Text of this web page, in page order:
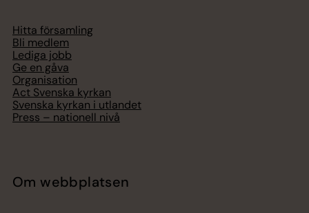
Hitta församling
Bli medlem
Lediga jobb
Ge en gåva
Organisation
Act Svenska kyrkan
Svenska kyrkan i utlandet
Press – nationell nivå
Om webbplatsen